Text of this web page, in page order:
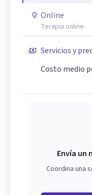
Online
Terapia online
Servicios y
Costo medio
Envía un
Coordina una